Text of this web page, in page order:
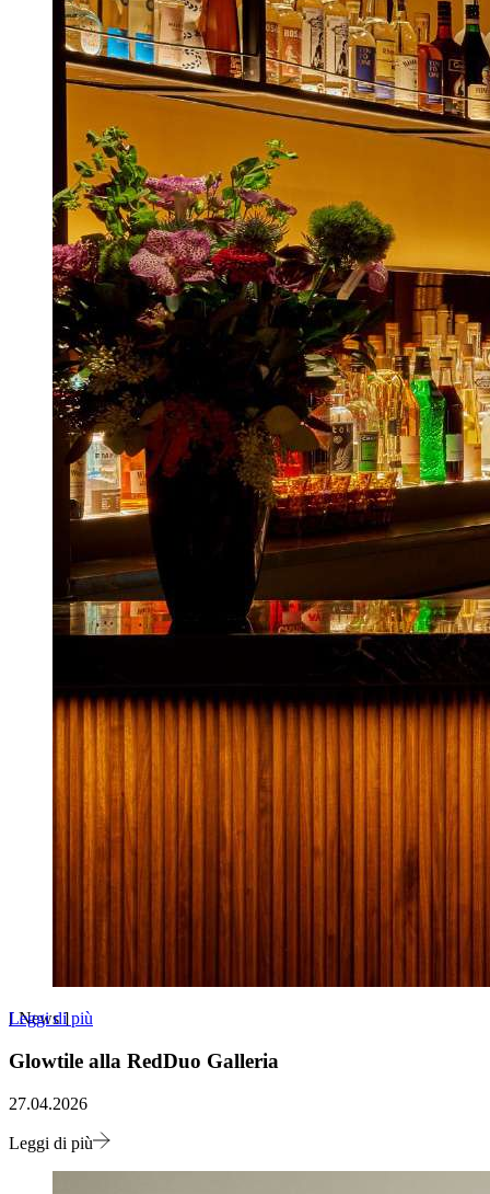
Leggi di più
[News]
Glowtile alla RedDuo Galleria
27.04.2026
Leggi di più